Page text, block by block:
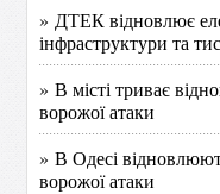
» ДТЕК відновлює
інфраструктури та
» В місті триває
ворожої атаки
» В Одесі
ворожої атаки